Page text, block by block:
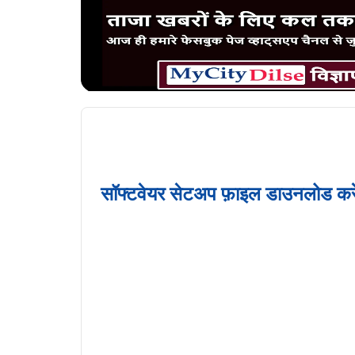
सॉफ्टवेयर सेटअप फ़ाइल डाउनलोड